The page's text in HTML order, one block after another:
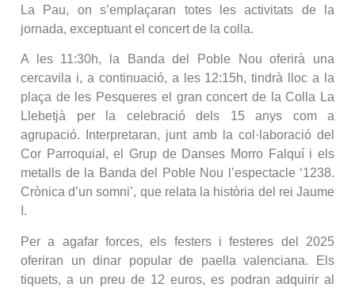
La Pau, on s’emplaçaran totes les activitats de la
jornada, exceptuant el concert de la colla.
A les 11:30h, la Banda del Poble Nou oferirà una
cercavila i, a continuació, a les 12:15h, tindrà lloc a la
plaça de les Pesqueres el gran concert de la Colla La
Llebetjà per la celebració dels 15 anys com a
agrupació. Interpretaran, junt amb la col·laboració del
Cor Parroquial, el Grup de Danses Morro Falquí i els
metalls de la Banda del Poble Nou l’espectacle ‘1238.
Crònica d’un somni’, que relata la història del rei Jaume
I.
Per a agafar forces, els festers i festeres del 2025
oferiran un dinar popular de paella valenciana. Els
tiquets, a un preu de 12 euros, es podran adquirir al